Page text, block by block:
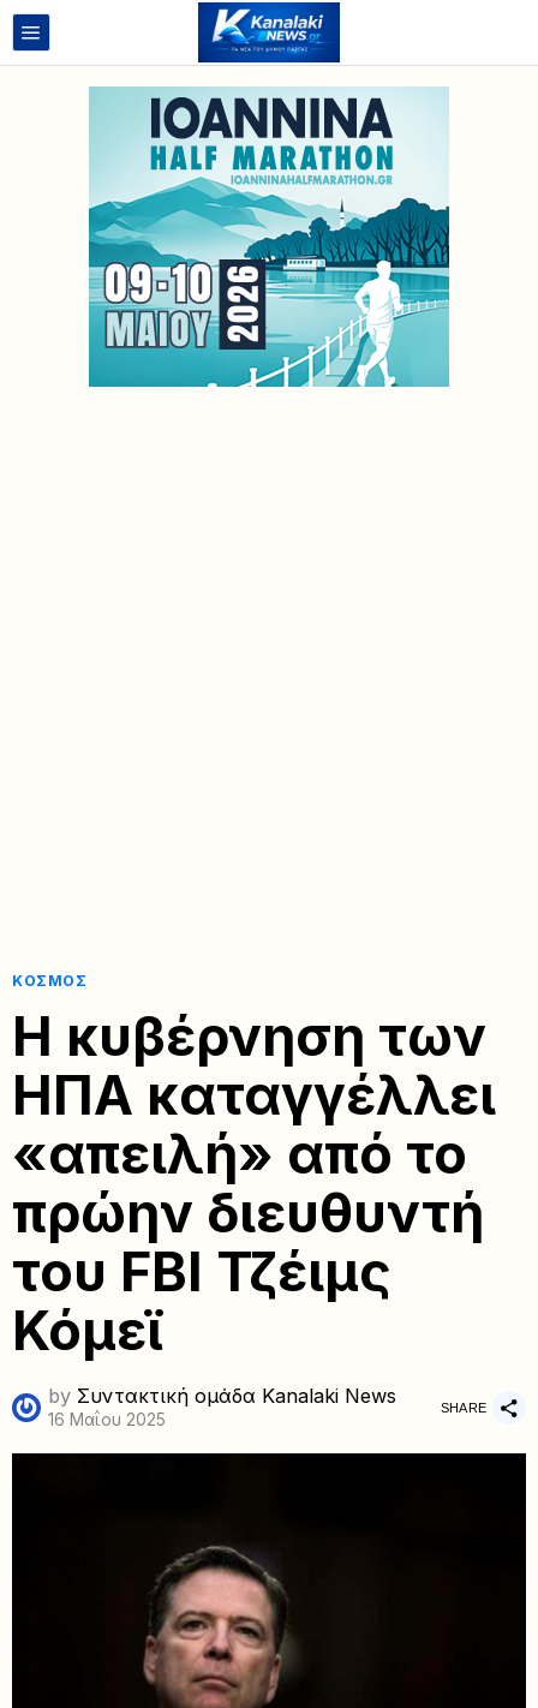
ΚΌΣΜΟΣ
Η κυβέρνηση των
ΗΠΑ καταγγέλλει
«απειλή» από το
πρώην διευθυντή
του FBI Τζέιμς
Κόμεϊ
by Συντακτική ομάδα Kanalaki News
16 Μαΐου 2025
SHARE